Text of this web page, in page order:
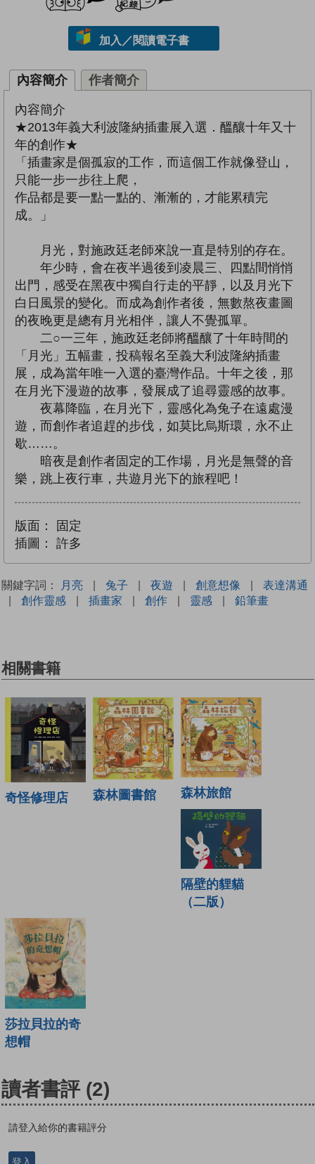
加入／閱讀電子書
內容簡介 作者簡介
內容簡介
★2013年義大利波隆納插畫展入選．醞釀十年又十
年的創作★
「插畫家是個孤寂的工作，而這個工作就像登山，
只能一步一步往上爬，
作品都是要一點一點的、漸漸的，才能累積完
成。」
月光，對施政廷老師來說一直是特別的存在。
年少時，會在夜半過後到凌晨三、四點間悄悄
出門，感受在黑夜中獨自行走的平靜，以及月光下
白日風景的變化。而成為創作者後，無數熬夜畫圖
的夜晚更是總有月光相伴，讓人不覺孤單。
二○一三年，施政廷老師將醞釀了十年時間的
「月光」五幅畫，投稿報名至義大利波隆納插畫
展，成為當年唯一入選的臺灣作品。十年之後，那
在月光下漫遊的故事，發展成了追尋靈感的故事。
夜幕降臨，在月光下，靈感化為兔子在遠處漫
遊，而創作者追趕的步伐，如莫比烏斯環，永不止
歇……。
暗夜是創作者固定的工作場，月光是無聲的音
樂，跳上夜行車，共遊月光下的旅程吧！
版面：
固定
插圖：
許多
關鍵字詞： 月亮 | 兔子 | 夜遊 | 創意想像 |
表達溝通
|
創作靈感 | 插畫家 | 創作 | 靈感 | 鉛筆畫
相關書籍
奇怪修理店 森林圖書館 森林旅館
隔壁的貍貓
（二版）
莎拉貝拉的奇
想帽
讀者書評 (2)
請登入給你的書籍評分
登入